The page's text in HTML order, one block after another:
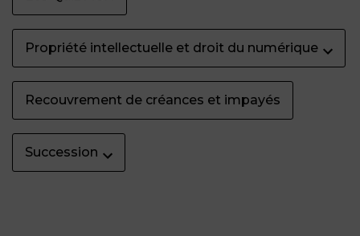
Propriété intellectuelle et droit du numérique
Recouvrement de créances et impayés
Succession